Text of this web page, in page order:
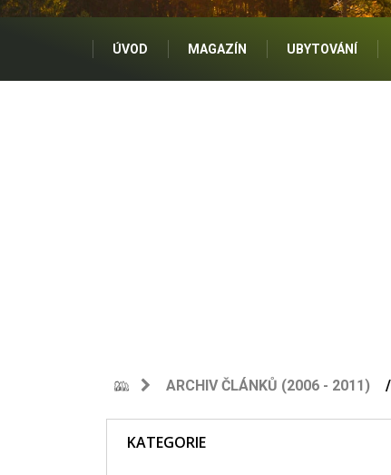
ÚVOD MAGAZÍN UBYTOVÁNÍ
ARCHIV ČLÁNKŮ (2006 - 2011)
KATEGORIE